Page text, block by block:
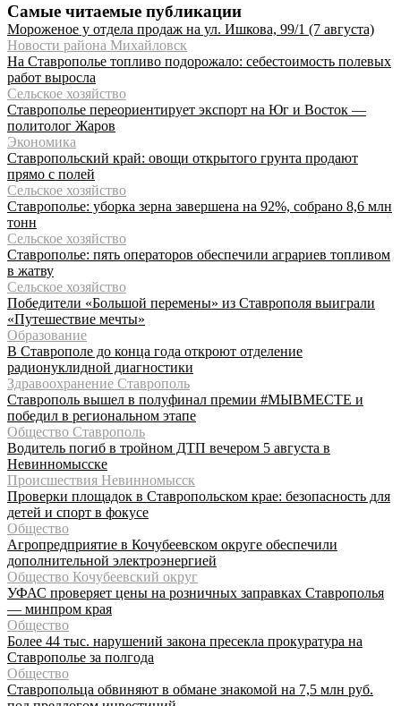
Самые читаемые публикации
Мороженое у отдела продаж на ул. Ишкова, 99/1 (7 августа)
Новости района Михайловск
На Ставрополье топливо подорожало: себестоимость полевых
работ выросла
Сельское хозяйство
Ставрополье переориентирует экспорт на Юг и Восток —
политолог Жаров
Экономика
Ставропольский край: овощи открытого грунта продают
прямо с полей
Сельское хозяйство
Ставрополье: уборка зерна завершена на 92%, собрано 8,6 млн
тонн
Сельское хозяйство
Ставрополье: пять операторов обеспечили аграриев топливом
в жатву
Сельское хозяйство
Победители «Большой перемены» из Ставрополя выиграли
«Путешествие мечты»
Образование
В Ставрополе до конца года откроют отделение
радионуклидной диагностики
Здравоохранение Ставрополь
Ставрополь вышел в полуфинал премии #МЫВМЕСТЕ и
победил в региональном этапе
Общество Ставрополь
Водитель погиб в тройном ДТП вечером 5 августа в
Невинномысске
Происшествия Невинномысск
Проверки площадок в Ставропольском крае: безопасность для
детей и спорт в фокусе
Общество
Агропредприятие в Кочубеевском округе обеспечили
дополнительной электроэнергией
Общество Кочубеевский округ
УФАС проверяет цены на розничных заправках Ставрополья
— минпром края
Общество
Более 44 тыс. нарушений закона пресекла прокуратура на
Ставрополье за полгода
Общество
Ставропольца обвиняют в обмане знакомой на 7,5 млн руб.